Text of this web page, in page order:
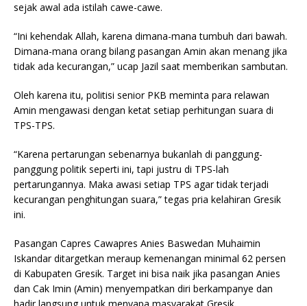
sejak awal ada istilah cawe-cawe.
“Ini kehendak Allah, karena dimana-mana tumbuh dari bawah.
Dimana-mana orang bilang pasangan Amin akan menang jika
tidak ada kecurangan,” ucap Jazil saat memberikan sambutan.
Oleh karena itu, politisi senior PKB meminta para relawan
Amin mengawasi dengan ketat setiap perhitungan suara di
TPS-TPS.
“Karena pertarungan sebenarnya bukanlah di panggung-
panggung politik seperti ini, tapi justru di TPS-lah
pertarungannya. Maka awasi setiap TPS agar tidak terjadi
kecurangan penghitungan suara,” tegas pria kelahiran Gresik
ini.
Pasangan Capres Cawapres Anies Baswedan Muhaimin
Iskandar ditargetkan meraup kemenangan minimal 62 persen
di Kabupaten Gresik. Target ini bisa naik jika pasangan Anies
dan Cak Imin (Amin) menyempatkan diri berkampanye dan